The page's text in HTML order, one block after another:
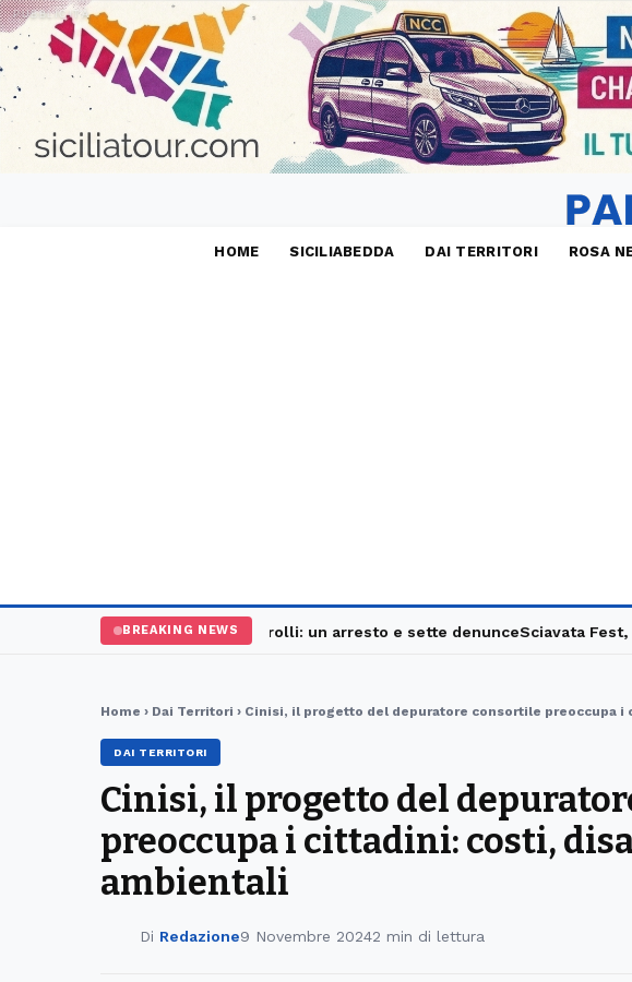
PUBBLICITÀ
HOME SICILIABEDDA DAI TERRITORI ROSA
BREAKING NEWS
Palermo, maxi controlli: un arresto e sette denunceSciavata Fest, a
Home › Dai Territori › Cinisi, il progetto del depuratore consortile preoccupa
DAI TERRITORI
Cinisi, il progetto del
preoccupa i cittadini: costi,
ambientali
Di Redazione9 Novembre 20242 min di lettura